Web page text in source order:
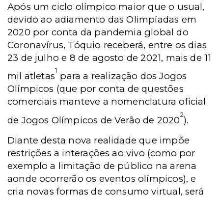
Após um ciclo olímpico maior que o usual,
devido ao adiamento das Olimpíadas em
2020 por conta da pandemia global do
Coronavírus, Tóquio receberá, entre os dias
23 de julho e 8 de agosto de 2021, mais de 11
mil atletas1 para a realização dos Jogos
Olímpicos (que por conta de questões
comerciais manteve a nomenclatura oficial
de Jogos Olímpicos de Verão de 20202).
Diante desta nova realidade que impõe
restrições a interações ao vivo (como por
exemplo a limitação de público na arena
aonde ocorrerão os eventos olímpicos), e
cria novas formas de consumo virtual, será